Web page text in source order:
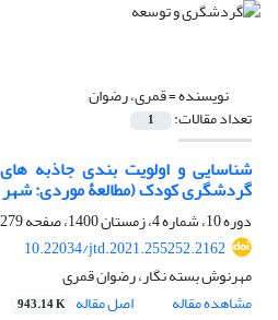
نویسنده =قمری، رضوان
تعداد مقالات: 1
شناسایی و اولویت ‏بندی جاذبه
گردشگری کودک (مطالعۀ موردی:
دوره 10، شماره 4، زمستان 1400، صفحه
279-295
10.22034/jtd.2021.255252.2162
مهرنوش بسته نگار، رضوان قمری
مشاهده مقاله
اصل مقاله 943.14 K